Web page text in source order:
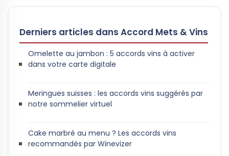
Derniers articles dans Accord Mets & Vins
Omelette au jambon : 5 accords vins à activer
dans votre carte digitale
Meringues suisses : les accords vins suggérés par
notre sommelier virtuel
Cake marbré au menu ? Les accords vins
recommandés par Winevizer